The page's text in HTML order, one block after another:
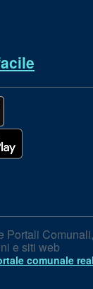
Portali Comunali,
e siti web
comunale